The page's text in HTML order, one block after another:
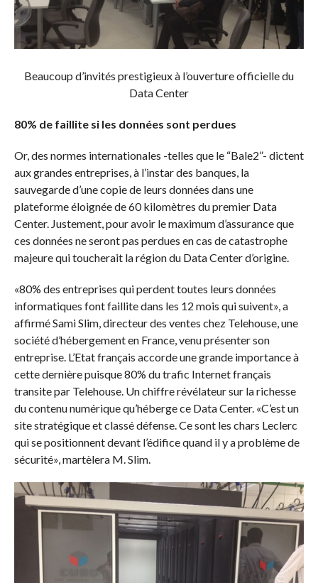
Beaucoup d’invités prestigieux à l’ouverture officielle du
Data Center
80% de faillite si les données sont perdues
Or, des normes internationales -telles que le “Bale2”- dictent
aux grandes entreprises, à l’instar des banques, la
sauvegarde d’une copie de leurs données dans une
plateforme éloignée de 60 kilomètres du premier Data
Center. Justement, pour avoir le maximum d’assurance que
ces données ne seront pas perdues en cas de catastrophe
majeure qui toucherait la région du Data Center d’origine.
«80% des entreprises qui perdent toutes leurs données
informatiques font faillite dans les 12 mois qui suivent», a
affirmé Sami Slim, directeur des ventes chez Telehouse, une
société d’hébergement en France, venu présenter son
entreprise. L’Etat français accorde une grande importance à
cette dernière puisque 80% du trafic Internet français
transite par Telehouse. Un chiffre révélateur sur la richesse
du contenu numérique qu’héberge ce Data Center. «C’est un
site stratégique et classé défense. Ce sont les chars Leclerc
qui se positionnent devant l’édifice quand il y a problème de
sécurité», martèlera M. Slim.